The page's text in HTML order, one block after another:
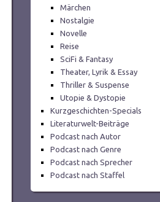
Märchen
Nostalgie
Novelle
Reise
SciFi & Fantasy
Theater, Lyrik & Essay
Thriller & Suspense
Utopie & Dystopie
Kurzgeschichten-Specials
Literaturwelt-Beiträge
Podcast nach Autor
Podcast nach Genre
Podcast nach Sprecher
Podcast nach Staffel